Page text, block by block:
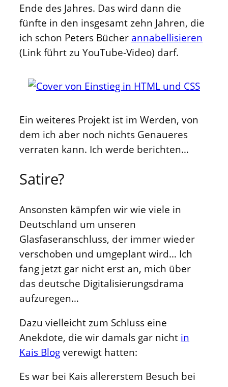
Ende des Jahres. Das wird dann die
fünfte in den insgesamt zehn Jahren, die
ich schon Peters Bücher annabellisieren
(Link führt zu YouTube-Video) darf.
Ein weiteres Projekt ist im Werden, von
dem ich aber noch nichts Genaueres
verraten kann. Ich werde berichten…
Satire?
Ansonsten kämpfen wir wie viele in
Deutschland um unseren
Glasfaseranschluss, der immer wieder
verschoben und umgeplant wird… Ich
fang jetzt gar nicht erst an, mich über
das deutsche Digitalisierungsdrama
aufzuregen…
Dazu vielleicht zum Schluss eine
Anekdote, die wir damals gar nicht in
Kais Blog verewigt hatten:
Es war bei Kais allererstem Besuch bei